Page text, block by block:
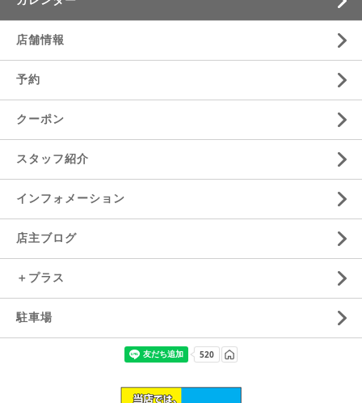
店舗情報
予約
クーポン
スタッフ紹介
インフォメーション
店主ブログ
＋プラス
駐車場